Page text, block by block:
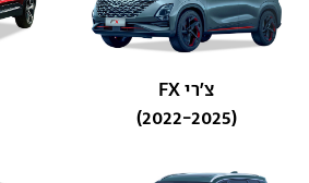
צ'רי FX
(2022-2025)